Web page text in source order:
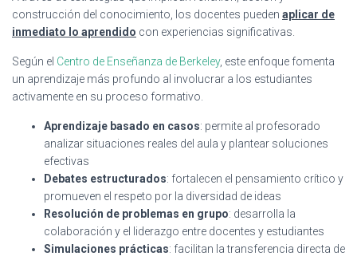
construcción del conocimiento, los docentes pueden aplicar de
inmediato lo aprendido con experiencias significativas.
Según el Centro de Enseñanza de Berkeley, este enfoque fomenta
un aprendizaje más profundo al involucrar a los estudiantes
activamente en su proceso formativo.
Aprendizaje basado en casos: permite al profesorado
analizar situaciones reales del aula y plantear soluciones
efectivas
Debates estructurados: fortalecen el pensamiento crítico y
promueven el respeto por la diversidad de ideas
Resolución de problemas en grupo: desarrolla la
colaboración y el liderazgo entre docentes y estudiantes
Simulaciones prácticas: facilitan la transferencia directa de